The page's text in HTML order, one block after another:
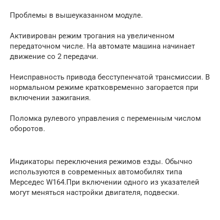
Проблемы в вышеуказанном модуле.
Активирован режим трогания на увеличенном
передаточном числе. На автомате машина начинает
движение со 2 передачи.
Неисправность привода бесступенчатой трансмиссии. В
нормальном режиме кратковременно загорается при
включении зажигания.
Поломка рулевого управления с переменным числом
оборотов.
Индикаторы переключения режимов езды. Обычно
используются в современных автомобилях типа
Мерседес W164.При включении одного из указателей
могут меняться настройки двигателя, подвески.